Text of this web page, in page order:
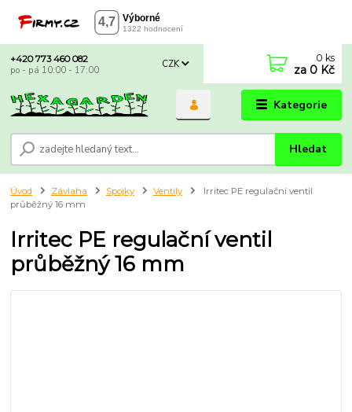
Kategorie
CZK
Hledat
+420 773 460 082
po - pá 10:00 - 17:00
0 ks
za 0 Kč
Úvod Závlaha Spojky Ventily
Irritec PE regulační ventil
průběžný 16 mm
Irritec PE regulační ventil
průběžný 16 mm